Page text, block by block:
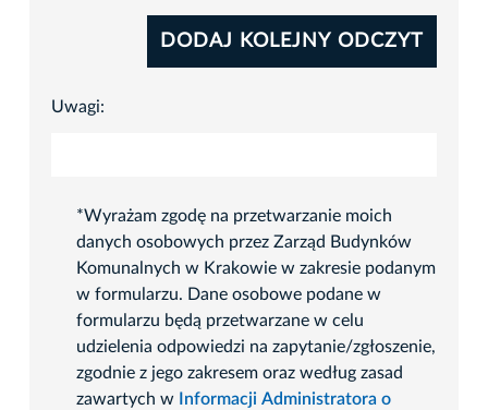
Uwagi:
*Wyrażam zgodę na przetwarzanie moich
danych osobowych przez Zarząd Budynków
Komunalnych w Krakowie w zakresie podanym
w formularzu. Dane osobowe podane w
formularzu będą przetwarzane w celu
udzielenia odpowiedzi na zapytanie/zgłoszenie,
zgodnie z jego zakresem oraz według zasad
zawartych w
Informacji Administratora o